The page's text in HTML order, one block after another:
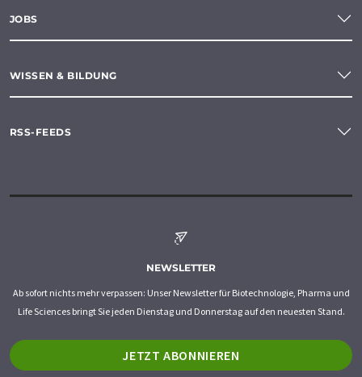
JOBS
WISSEN & BILDUNG
RSS-FEEDS
NEWSLETTER
Ab sofort nichts mehr verpassen: Unser Newsletter für Biotechnologie, Pharma und
Life Sciences bringt Sie jeden Dienstag und Donnerstag auf den neuesten Stand.
JETZT ABONNIEREN